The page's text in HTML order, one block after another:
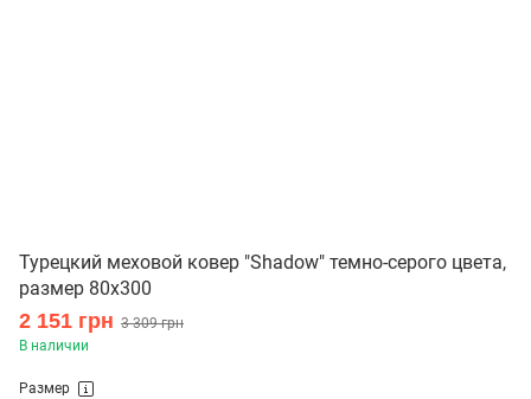
Турецкий меховой ковер "Shadow" темно-серого цвета,
размер 80х300
2 151 грн 3 309 грн
В наличии
Размер